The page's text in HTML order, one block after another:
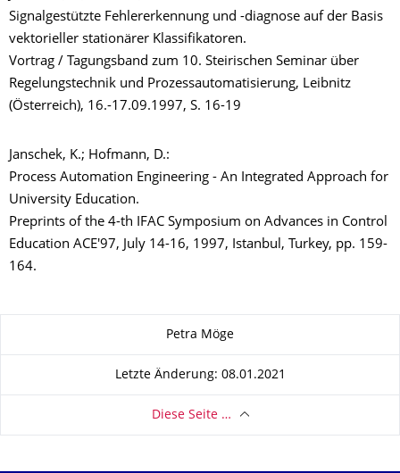
Signalgestützte Fehlererkennung und -diagnose auf der Basis
vektorieller stationärer Klassifikatoren.
Vortrag / Tagungsband zum 10. Steirischen Seminar über
Regelungstechnik und Prozessautomatisierung, Leibnitz
(Österreich), 16.-17.09.1997, S. 16-19
Janschek, K.; Hofmann, D.:
Process Automation Engineering - An Integrated Approach for
University Education.
Preprints of the 4-th IFAC Symposium on Advances in Control
Education ACE'97, July 14-16, 1997, Istanbul, Turkey, pp. 159-
164.
Petra Möge
Letzte Änderung: 08.01.2021
Diese Seite …